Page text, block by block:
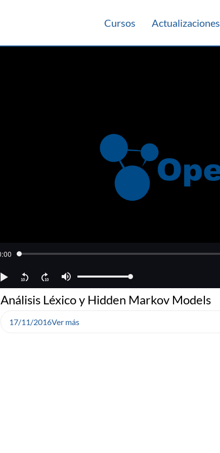
Cursos Actualizaciones
Análisis Léxico y Hidden Markov Models
17/11/2016Ver más